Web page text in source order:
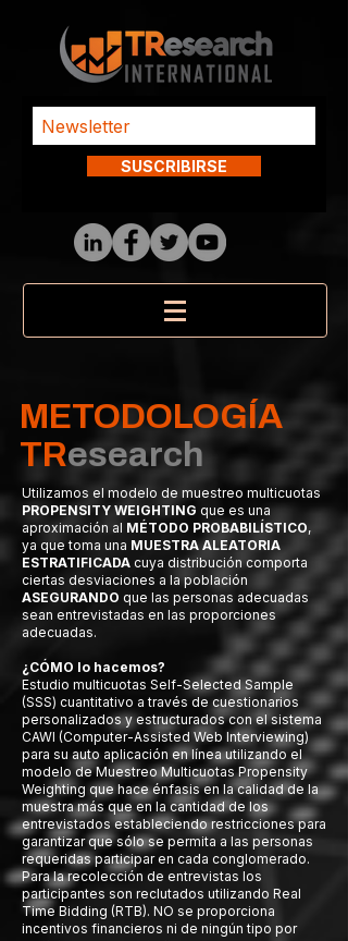
SUSCRIBIRSE
METODOLOGÍA
TResearch
Utilizamos el modelo de muestreo multicuotas
PROPENSITY WEIGHTING que es una
aproximación al MÉTODO PROBABILÍSTICO,
ya que toma una MUESTRA ALEATORIA
ESTRATIFICADA cuya distribución comporta
ciertas desviaciones a la población
ASEGURANDO que las personas adecuadas
sean entrevistadas en las proporciones
adecuadas.
¿CÓMO lo hacemos?
Estudio multicuotas Self-Selected Sample
(SSS) cuantitativo a través de cuestionarios
personalizados y estructurados con el sistema
CAWI (Computer-Assisted Web Interviewing)
para su auto aplicación en línea utilizando el
modelo de Muestreo Multicuotas Propensity
Weighting que hace énfasis en la calidad de la
muestra más que en la cantidad de los
entrevistados estableciendo restricciones para
garantizar que sólo se permita a las personas
requeridas participar en cada conglomerado.
Para la recolección de entrevistas los
participantes son reclutados utilizando Real
Time Bidding (RTB). NO se proporciona
incentivos financieros ni de ningún tipo por